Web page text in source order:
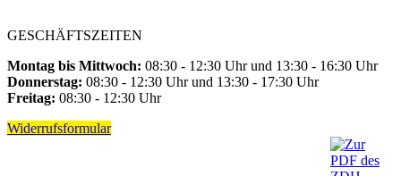
GESCHÄFTSZEITEN
Montag bis Mittwoch: 08:30 - 12:30 Uhr und 13:30 - 16:30 Uhr
Donnerstag: 08:30 - 12:30 Uhr und 13:30 - 17:30 Uhr
Freitag: 08:30 - 12:30 Uhr
Widerrufsformular